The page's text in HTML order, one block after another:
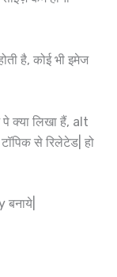
है, कोई भी इमेज
क्या लिखा हैं, alt
से रिलेटेड| हो
बनाये|